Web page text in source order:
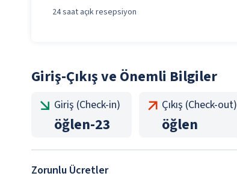
24 saat açık resepsiyon
Giriş-Çıkış ve Önemli Bilgiler
Giriş (Check-in)
öğlen-23
Çıkış (Check-out)
öğlen
Zorunlu Ücretler